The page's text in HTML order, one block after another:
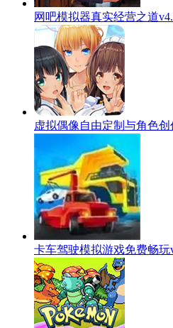
网吧模拟器真实经营之道
虚拟偶像自由定制与角色创
卡车驾驶模拟游戏免费畅玩